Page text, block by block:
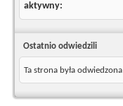
aktywny
Ostatnio odwiedzili
Ta strona była odwiedzona